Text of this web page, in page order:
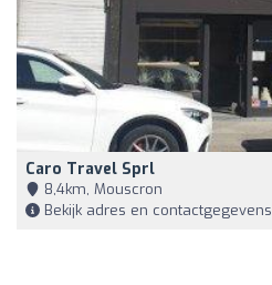
Caro Travel Sprl
8,4km, Mouscron
Bekijk adres en contactgegevens